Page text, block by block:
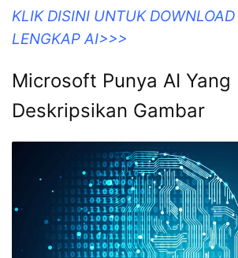
KLIK DISINI UNTUK
LENGKAP AI>>>
Microsoft Punya AI Yang
Deskripsikan Gambar